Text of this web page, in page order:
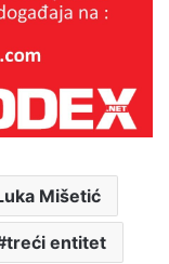
Mišetić
treći entitet